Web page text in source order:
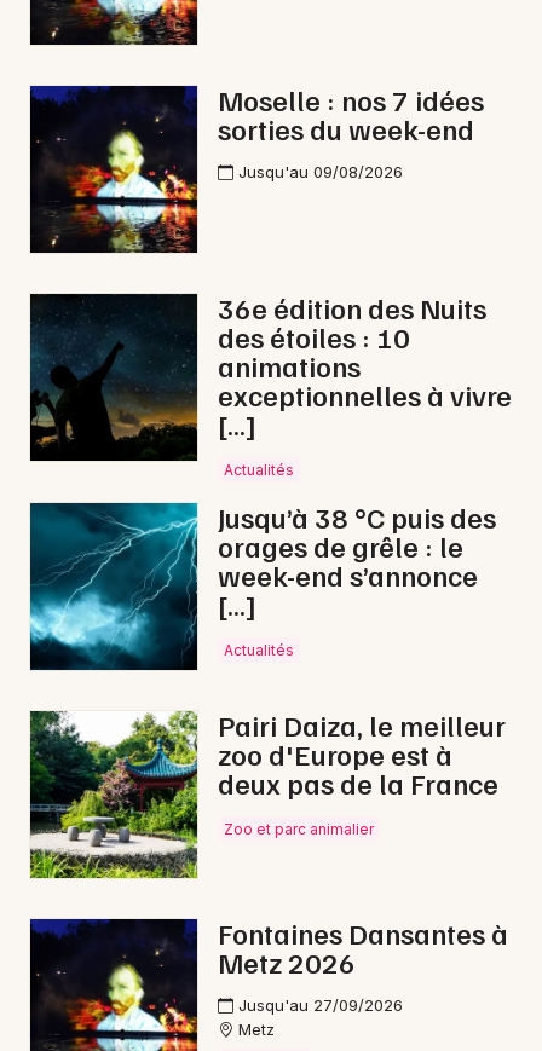
Expos
Sorties & loisirs
Dîner spectacle en Lorraine
Dîner spectacle dans le Grand Est
Newsletter des sorties
Artistes en tournée
Magazine en Moselle
57 - Moselle
Choisir mes départements
Toutes les villes
Moselle : nos 7 idées
sorties du week-end
Jusqu'au 09/08/2026
36e édition des Nuits
des étoiles : 10
animations
exceptionnelles à vivre
[…]
Actualités
Jusqu’à 38 °C puis des
orages de grêle : le
week-end s’annonce
[…]
Actualités
Pairi Daiza, le meilleur
zoo d'Europe est à
deux pas de la France
Zoo et parc animalier
Fontaines Dansantes à
Metz 2026
Jusqu'au 27/09/2026
Metz